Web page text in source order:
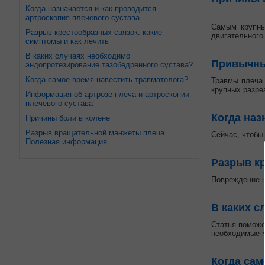
Когда назначается и как проводится
артроскопия плечевого сустава
Разрыв крестообразных связок: какие
симптомы и как лечить
В каких случаях необходимо
эндопротезирование тазобедренного сустава?
Когда самое время навестить травматолога?
Информация об артрозе плеча и артроскопии
плечевого сустава
Причины боли в колене
Разрыв вращательной манжеты плеча.
Полезная информация
Самым
Травмы плеча
крупных
Когда
Сейчас, чтобы
Разрыв
Повреждение
В каких
Статья
необходимые
Когда